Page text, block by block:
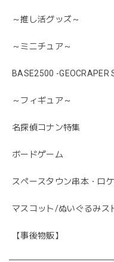
～推し活グッズ～
～ミニチュア～
BASE2500 -GEOCRAPER
～フィギュア～
名探偵コナン特集
ボードゲーム
スペースタウン串本・ロ
マスコット/ぬいぐるみス
【事後物販】